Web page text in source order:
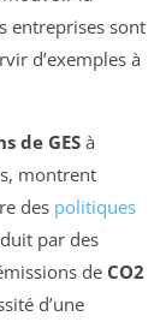
entreprises sont
d’exemples à
de GES à
montrent
des politiques
par des
de CO2
d’une